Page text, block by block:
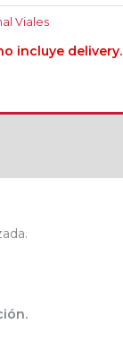
Viales
incluye delivery.